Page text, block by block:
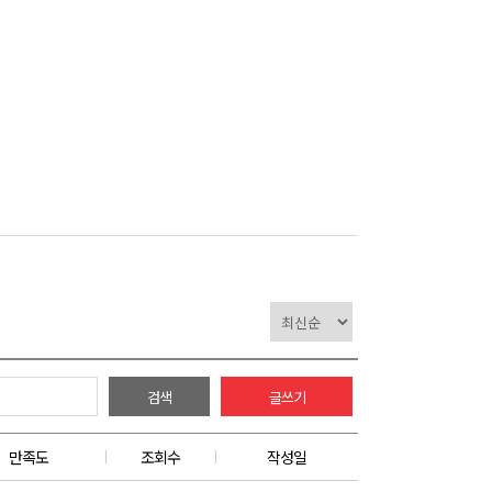
검색 글쓰기
만족도 조회수 작성일